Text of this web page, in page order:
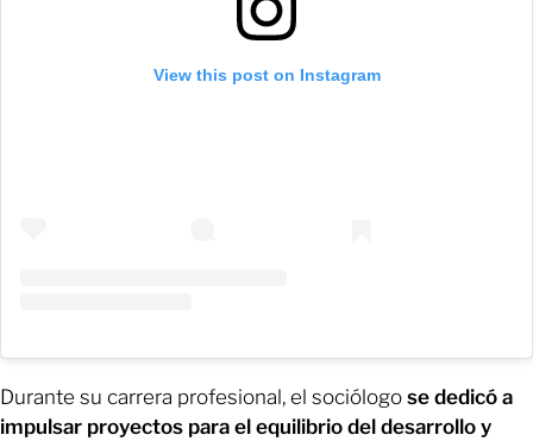
View this post on Instagram
Durante su carrera profesional, el sociólogo se dedicó a
impulsar proyectos para el equilibrio del desarrollo y